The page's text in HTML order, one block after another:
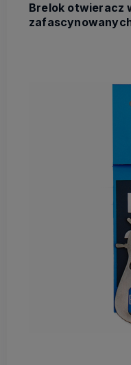
Brelok otwieracz